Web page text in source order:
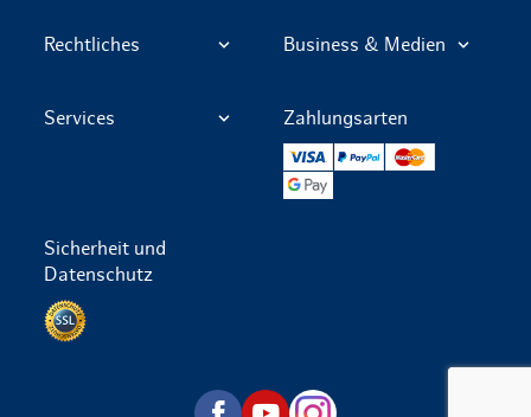
Rechtliches Business & Medien
Services Zahlungsarten
PayPal
Sicherheit und
Datenschutz